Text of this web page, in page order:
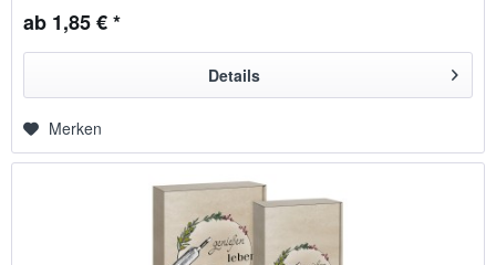
ab 1,85 € *
Details
Merken